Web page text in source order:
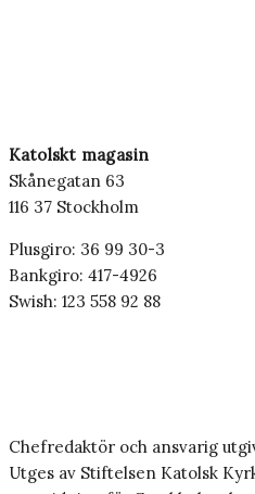
Katolskt magasin
Skånegatan 63
116 37 Stockholm
Plusgiro: 36 99 30-3
Bankgiro: 417-4926
Swish: 123 558 92 88
Chefredaktör och ansvarig
Utges av Stiftelsen Katolsk